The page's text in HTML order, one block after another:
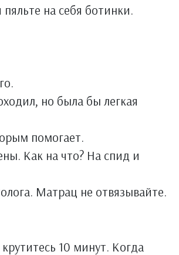
на себя ботинки.
но была бы легкая
помогает.
Как на что? На спид и
Матрац не отвязывайте.
10 минут. Когда